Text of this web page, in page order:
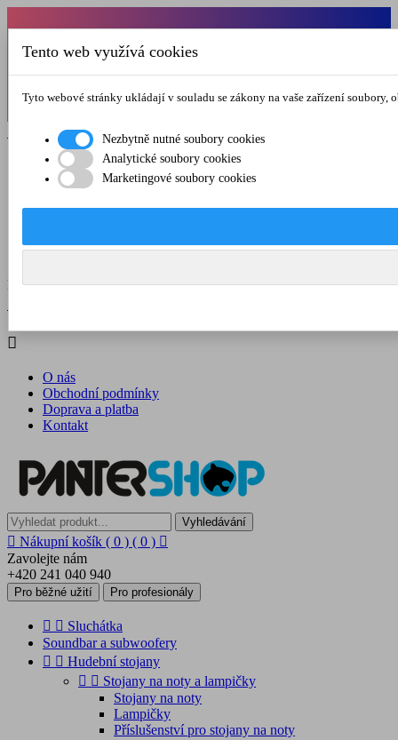
Od 1.7.-31.8.2026 budeme mít v pátek
zkrácenou provozní dobu do 12.00 hod. Přejeme
Registrovat  Přihlásit se
O nás
Kontakt
Menu  

O nás
Obchodní podmínky
Doprava a platba
Kontakt
Vyhledávání
 Nákupní košík ( 0 ) ( 0 ) 
Zavolejte nám
+420 241 040 940
Pro běžné užití Pro profesionály
  Sluchátka
Soundbar a subwoofery
  Hudební stojany
  Stojany na noty a lampičky
Stojany na noty
Lampičky
Příslušenství pro stojany na noty
Tento web využívá cookies
Tyto webové stránky ukládají v souladu se zákony na vaše zařízení
Nezbytně nutné soubory cookies
Analytické soubory cookies
Marketingové soubory cookies